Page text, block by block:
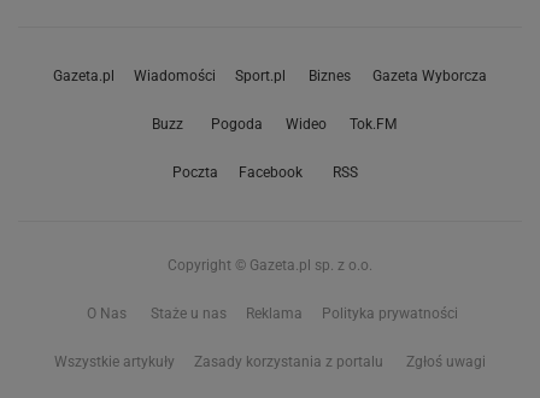
Gazeta.pl Wiadomości Sport.pl Biznes Gazeta Wyborcza
Buzz Pogoda Wideo Tok.FM
Poczta Facebook RSS
Copyright © Gazeta.pl sp. z o.o.
O Nas Staże u nas Reklama Polityka prywatności
Wszystkie artykuły Zasady korzystania z portalu Zgłoś uwagi